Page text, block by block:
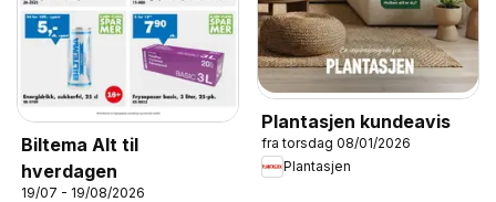
Biltema Alt til
hverdagen
19/07 - 19/08/2026
Plantasjen kundeavis
fra torsdag 08/01/2026
Plantasjen